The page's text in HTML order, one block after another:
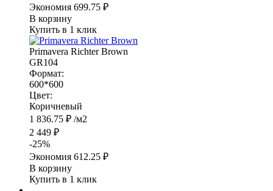
Экономия 699.75 ₽
В корзину
Купить в 1 клик
Primavera Richter Brown
GR104
Формат:
600*600
Цвет:
Коричневый
1 836.75 ₽ /м2
2 449 ₽
-25%
Экономия 612.25 ₽
В корзину
Купить в 1 клик